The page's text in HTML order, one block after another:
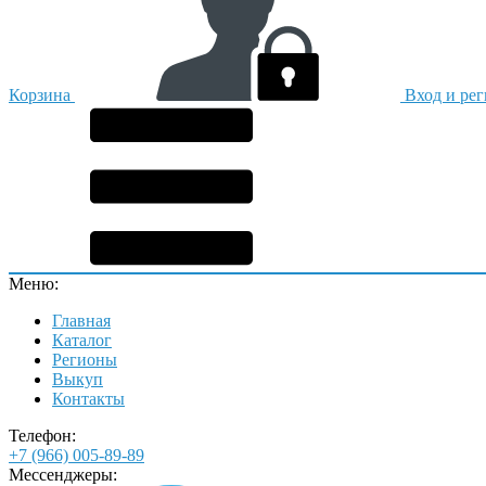
Корзина Вход и
Меню:
Главная
Каталог
Регионы
Выкуп
Контакты
Телефон:
+7 (966) 005-89-89
Мессенджеры: